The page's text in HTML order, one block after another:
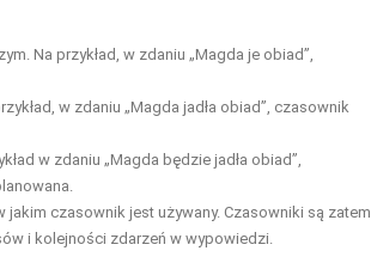
Na przykład, w zdaniu „Magda je obiad”,
w zdaniu „Magda jadła obiad”, czasownik
w zdaniu „Magda będzie jadła obiad”,
czasownik jest używany. Czasowniki są zatem
i kolejności zdarzeń w wypowiedzi.